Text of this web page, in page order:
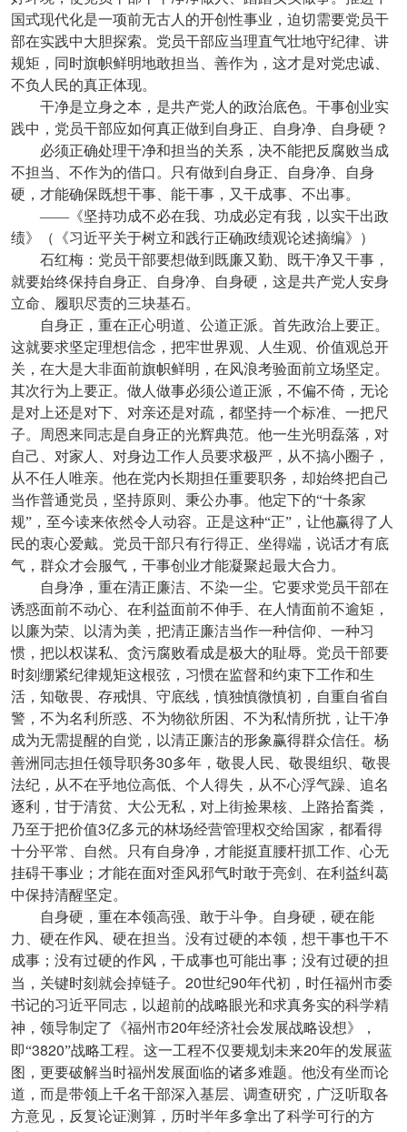
国式现代化是一项前无古人的开创性事业，迫切需要党员干
部在实践中大胆探索。党员干部应当理直气壮地守纪律、讲
规矩，同时旗帜鲜明地敢担当、善作为，这才是对党忠诚、
不负人民的真正体现。
干净是立身之本，是共产党人的政治底色。干事创业实
践中，党员干部应如何真正做到自身正、自身净、自身硬？
必须正确处理干净和担当的关系，决不能把反腐败当成
不担当、不作为的借口。只有做到自身正、自身净、自身
硬，才能确保既想干事、能干事，又干成事、不出事。
——《坚持功成不必在我、功成必定有我，以实干出政
绩》（《习近平关于树立和践行正确政绩观论述摘编》）
石红梅：党员干部要想做到既廉又勤、既干净又干事，
就要始终保持自身正、自身净、自身硬，这是共产党人安身
立命、履职尽责的三块基石。
自身正，重在正心明道、公道正派。首先政治上要正。
这就要求坚定理想信念，把牢世界观、人生观、价值观总开
关，在大是大非面前旗帜鲜明，在风浪考验面前立场坚定。
其次行为上要正。做人做事必须公道正派，不偏不倚，无论
是对上还是对下、对亲还是对疏，都坚持一个标准、一把尺
子。周恩来同志是自身正的光辉典范。他一生光明磊落，对
自己、对家人、对身边工作人员要求极严，从不搞小圈子，
从不任人唯亲。他在党内长期担任重要职务，却始终把自己
当作普通党员，坚持原则、秉公办事。他定下的“十条家
规”，至今读来依然令人动容。正是这种“正”，让他赢得了人
民的衷心爱戴。党员干部只有行得正、坐得端，说话才有底
气，群众才会服气，干事创业才能凝聚起最大合力。
自身净，重在清正廉洁、不染一尘。它要求党员干部在
诱惑面前不动心、在利益面前不伸手、在人情面前不逾矩，
以廉为荣、以清为美，把清正廉洁当作一种信仰、一种习
惯，把以权谋私、贪污腐败看成是极大的耻辱。党员干部要
时刻绷紧纪律规矩这根弦，习惯在监督和约束下工作和生
活，知敬畏、存戒惧、守底线，慎独慎微慎初，自重自省自
警，不为名利所惑、不为物欲所困、不为私情所扰，让干净
成为无需提醒的自觉，以清正廉洁的形象赢得群众信任。杨
善洲同志担任领导职务30多年，敬畏人民、敬畏组织、敬畏
法纪，从不在乎地位高低、个人得失，从不心浮气躁、追名
逐利，甘于清贫、大公无私，对上街捡果核、上路拾畜粪，
乃至于把价值3亿多元的林场经营管理权交给国家，都看得
十分平常、自然。只有自身净，才能挺直腰杆抓工作、心无
挂碍干事业；才能在面对歪风邪气时敢于亮剑、在利益纠葛
中保持清醒坚定。
自身硬，重在本领高强、敢于斗争。自身硬，硬在能
力、硬在作风、硬在担当。没有过硬的本领，想干事也干不
成事；没有过硬的作风，干成事也可能出事；没有过硬的担
当，关键时刻就会掉链子。 20世纪90年代初，时任福州市委
书记的习近平同志，以超前的战略眼光和求真务实的科学精
神，领导制定了《福州市20年经济社会发展战略设想》，
即“3820”战略工程。这一工程不仅要规划未来20年的发展蓝
图，更要破解当时福州发展面临的诸多难题。他没有坐而论
道，而是带领上千名干部深入基层、调查研究，广泛听取各
方意见，反复论证测算，历时半年多拿出了科学可行的方